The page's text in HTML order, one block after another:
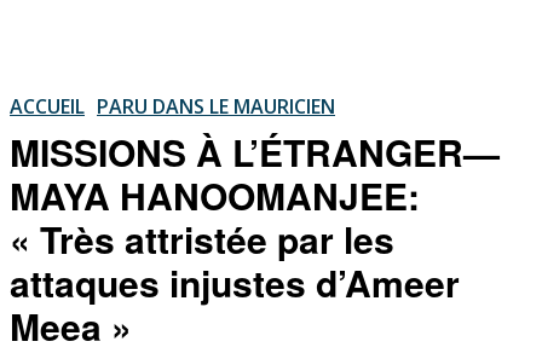
ACCUEIL PARU DANS LE MAURICIEN
MISSIONS À L’ÉTRANGER—
MAYA HANOOMANJEE:
« Très attristée par les
attaques injustes d’Ameer
Meea »